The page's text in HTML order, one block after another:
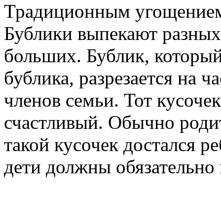
Традиционным
Бублики выпекают
больших. Бублик,
бублика, разрезается на
членов семьи. Тот
счастливый. Обычно
такой кусочек достался
дети должны